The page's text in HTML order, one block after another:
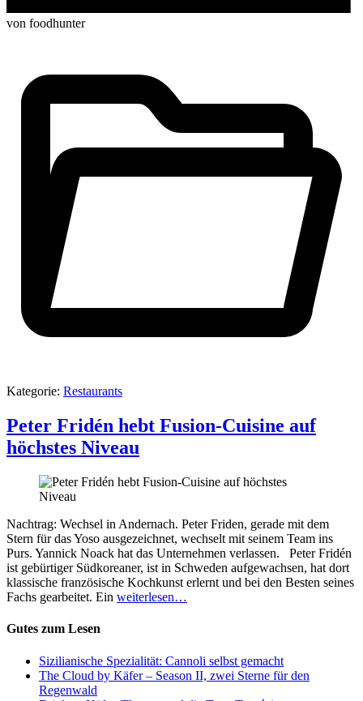
von foodhunter
Kategorie: Restaurants
Peter Fridén hebt Fusion-Cuisine auf
höchstes Niveau
Nachtrag: Wechsel in Andernach. Peter Friden, gerade mit dem
Stern für das Yoso ausgezeichnet, wechselt mit seinem Team ins
Purs. Yannick Noack hat das Unternehmen verlassen. Peter Fridén
ist gebürtiger Südkoreaner, ist in Schweden aufgewachsen, hat dort
klassische französische Kochkunst erlernt und bei den Besten seines
Fachs gearbeitet. Ein weiterlesen…
Gutes zum Lesen
Sizilianische Spezialität: Cannoli selbst gemacht
The Cloud by Käfer – Season II, zwei Sterne für den
Regenwald